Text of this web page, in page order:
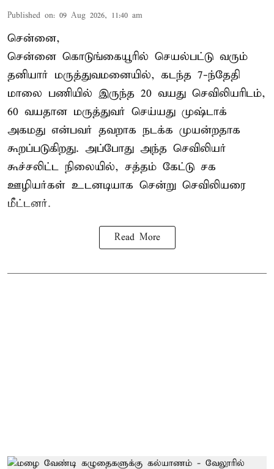
Published on: 09 Aug 2026, 11:40 am
சென்னை,
சென்னை கொடுங்கையூரில் செயல்பட்டு வரும்
தனியார் மருத்துவமனையில், கடந்த 7-ந்தேதி
மாலை பணியில் இருந்த 20 வயது செவிலியரிடம்,
60 வயதான மருத்துவர் செய்யது முஷ்டாக்
அகமது என்பவர் தவறாக நடக்க முயன்றதாக
கூறப்படுகிறது. அப்போது அந்த செவிலியர்
கூச்சலிட்ட நிலையில், சத்தம் கேட்டு சக
ஊழியர்கள் உடனடியாக சென்று செவிலியரை
மீட்டனர்.
Read More